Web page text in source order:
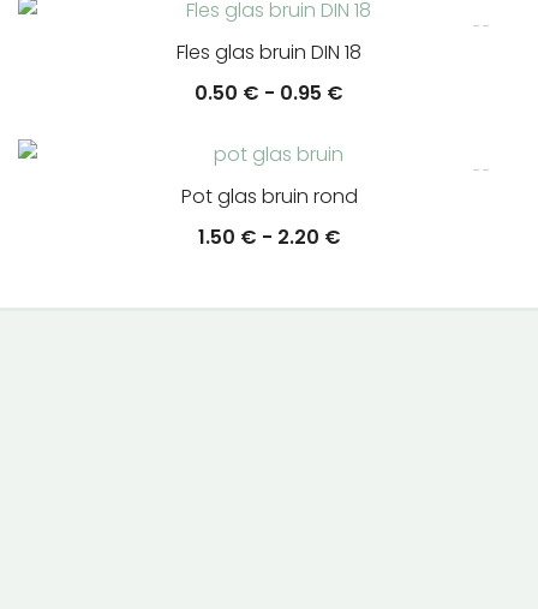
Fles glas bruin DIN 18
0.50 € - 0.95 €
0.95 €
Pot glas bruin rond
1.50 € - 2.20 €Prijsklasse: